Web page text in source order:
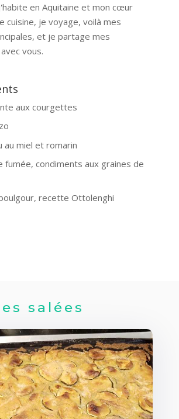
en Aquitaine et mon cœur
cuisine, je voyage, voilà mes
et je partage mes
vous.
aux courgettes
au miel et romarin
fumée, condiments aux graines de
recette Ottolenghi
salées